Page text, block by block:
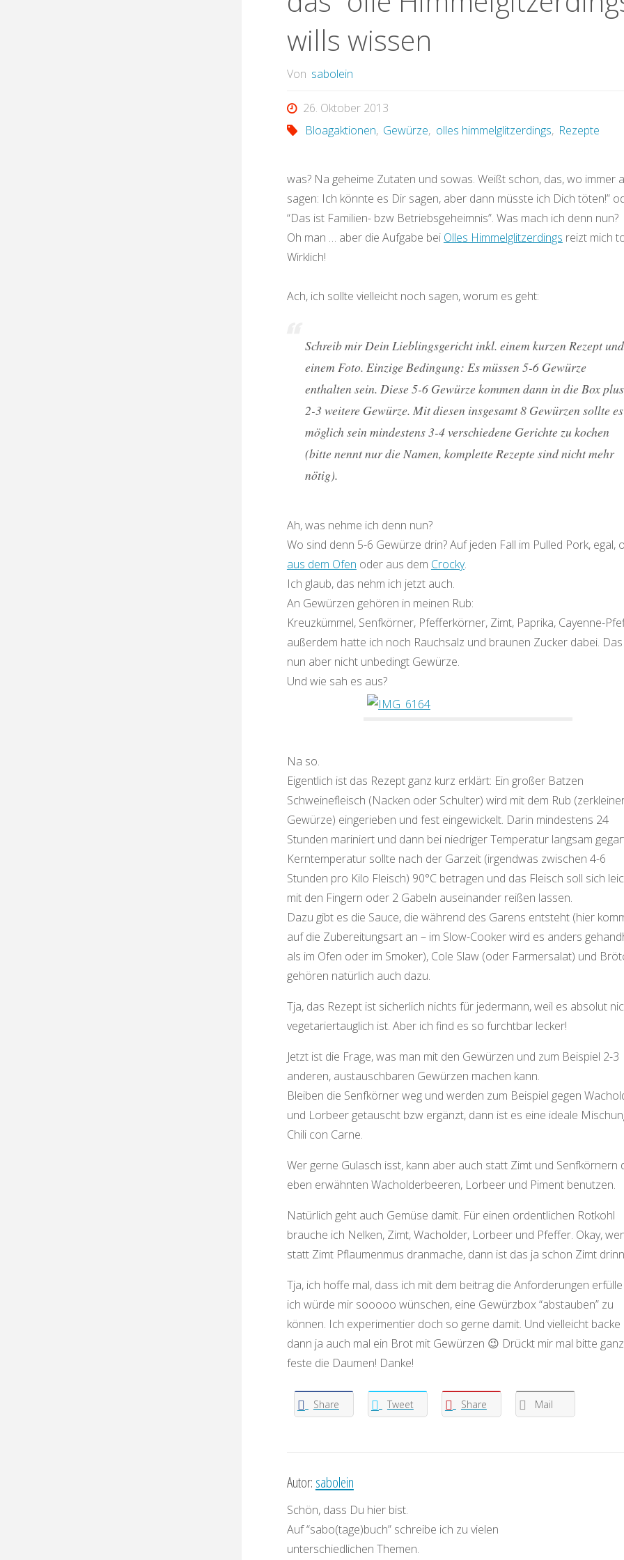
wills wissen
Von sabolein
26. Oktober 2013
Bloagaktionen, Gewürze, olles himmelglitzerdings, Rezepte
was? Na geheime Zutaten und sowas. Weißt schon, das, wo immer
sagen: Ich könnte es Dir sagen, aber dann müsste ich Dich töten!”
“Das ist Familien- bzw Betriebsgeheimnis”. Was mach ich denn nun?
Oh man … aber die Aufgabe bei Olles Himmelglitzerdings reizt mich
Wirklich!
Ach, ich sollte vielleicht noch sagen, worum es geht:
Schreib mir Dein Lieblingsgericht inkl. einem kurzen Rezept und
einem Foto. Einzige Bedingung: Es müssen 5-6 Gewürze
enthalten sein. Diese 5-6 Gewürze kommen dann in die Box plus
2-3 weitere Gewürze. Mit diesen insgesamt 8 Gewürzen sollte es
möglich sein mindestens 3-4 verschiedene Gerichte zu kochen
(bitte nennt nur die Namen, komplette Rezepte sind nicht mehr
nötig).
Ah, was nehme ich denn nun?
Wo sind denn 5-6 Gewürze drin? Auf jeden Fall im Pulled Pork, egal,
aus dem Ofen oder aus dem Crocky.
Ich glaub, das nehm ich jetzt auch.
An Gewürzen gehören in meinen Rub:
Kreuzkümmel, Senfkörner, Pfefferkörner, Zimt, Paprika, Cayenne-
außerdem hatte ich noch Rauchsalz und braunen Zucker dabei.
nun aber nicht unbedingt Gewürze.
Und wie sah es aus?
Na so.
Eigentlich ist das Rezept ganz kurz erklärt: Ein großer Batzen
Schweinefleisch (Nacken oder Schulter) wird mit dem Rub
Gewürze) eingerieben und fest eingewickelt. Darin mindestens 24
Stunden mariniert und dann bei niedriger Temperatur langsam
Kerntemperatur sollte nach der Garzeit (irgendwas zwischen 4-6
Stunden pro Kilo Fleisch) 90°C betragen und das Fleisch soll sich
mit den Fingern oder 2 Gabeln auseinander reißen lassen.
Dazu gibt es die Sauce, die während des Garens entsteht (hier
auf die Zubereitungsart an – im Slow-Cooker wird es anders
als im Ofen oder im Smoker), Cole Slaw (oder Farmersalat) und
gehören natürlich auch dazu.
Tja, das Rezept ist sicherlich nichts für jedermann, weil es absolut
vegetariertauglich ist. Aber ich find es so furchtbar lecker!
Jetzt ist die Frage, was man mit den Gewürzen und zum Beispiel 2-3
anderen, austauschbaren Gewürzen machen kann.
Bleiben die Senfkörner weg und werden zum Beispiel gegen
und Lorbeer getauscht bzw ergänzt, dann ist es eine ideale
Chili con Carne.
Wer gerne Gulasch isst, kann aber auch statt Zimt und Senfkörnern
eben erwähnten Wacholderbeeren, Lorbeer und Piment benutzen.
Natürlich geht auch Gemüse damit. Für einen ordentlichen Rotkohl
brauche ich Nelken, Zimt, Wacholder, Lorbeer und Pfeffer. Okay,
statt Zimt Pflaumenmus dranmache, dann ist das ja schon Zimt
Tja, ich hoffe mal, dass ich mit dem beitrag die Anforderungen
ich würde mir sooooo wünschen, eine Gewürzbox “abstauben” zu
können. Ich experimentier doch so gerne damit. Und vielleicht backe
dann ja auch mal ein Brot mit Gewürzen 😉 Drückt mir mal bitte ganz
feste die Daumen! Danke!
Share Tweet Share Mail
Autor: sabolein
Schön, dass Du hier bist.
Auf “sabo(tage)buch” schreibe ich zu vielen
unterschiedlichen Themen.